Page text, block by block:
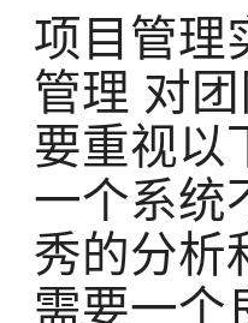
项目管理
管理 对
要重视以
一个系统
秀的分析
需要一个